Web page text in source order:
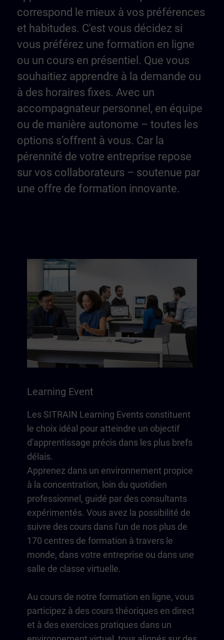
correspond le mieux à vos préférences
et habitudes. C'est vous décidez si
vous préférez une formation en ligne
ou un cours en présentiel. Que vous
souhaitiez apprendre à la demande ou
à des horaires fixes. Avec un
accompagnateur personnel, en équipe
ou de manière autonome – toutes les
options s’offrent à vous. Car la
pérennité de votre entreprise repose
sur vos collaborateurs – soutenue par
une offre de formation innovante.
Learning Event
Les SITRAIN Learning Events constituent
le choix idéal pour atteindre un objectif
d'apprentissage précis dans les plus brefs
délais.
Apprenez dans un environnement propice
à la concentration, loin du quotidien
professionnel, guidé par des consultants
expérimentés. Vous avez la possibilité de
suivre des cours dans l'un de nos plus de
170 centres de formation à travers le
monde, dans votre entreprise ou dans une
salle de classe virtuelle.
Au cours de notre formation en ligne, vous
participez à des cours théoriques en direct
et à des exercices pratiques dans un